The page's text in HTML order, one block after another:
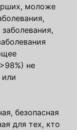
моложе
не
или
безопасная
для тех, кто